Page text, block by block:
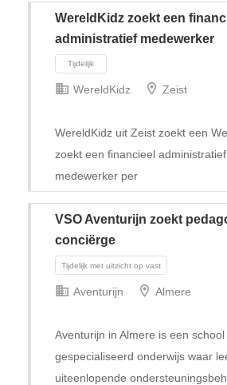
WereldKidz zoekt een
administratief medewerker
Tijdelijk
WereldKidz Zeist
WereldKidz uit Zeist zoekt een
zoekt een financieel administratief
medewerker per
VSO Aventurijn zoekt
conciërge
Aventurijn Almere
Aventurijn in Almere is een
gespecialiseerd onderwijs waar
uiteenlopende